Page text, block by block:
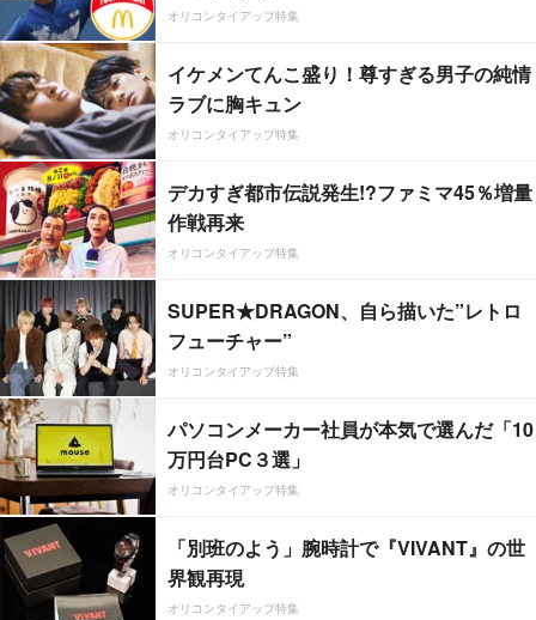
オリコンタイアップ特集
イケメンてんこ盛り！尊すぎる男子の純情
ラブに胸キュン
オリコンタイアップ特集
デカすぎ都市伝説発生!?ファミマ45％増量
作戦再来
オリコンタイアップ特集
SUPER★DRAGON、自ら描いた”レトロ
フューチャー”
オリコンタイアップ特集
パソコンメーカー社員が本気で選んだ「10
万円台PC３選」
オリコンタイアップ特集
「別班のよう」腕時計で『VIVANT』の世
界観再現
オリコンタイアップ特集